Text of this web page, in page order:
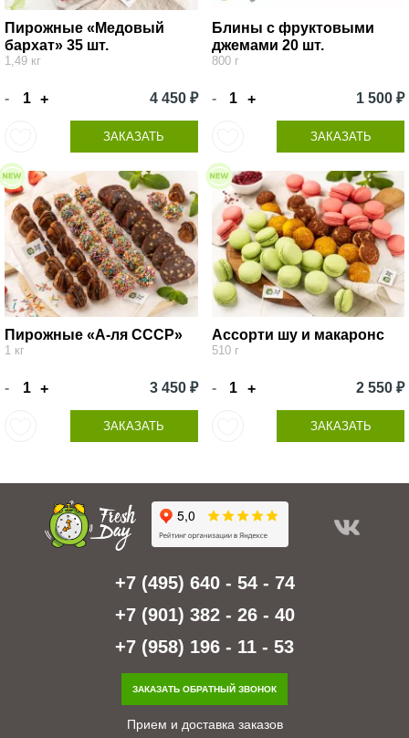
Пирожные «Медовый
бархат» 35 шт.
1,49 кг
- + 4 450 ₽
ЗАКАЗАТЬ
Блины с фруктовыми
джемами 20 шт.
800 г
- + 1 500 ₽
ЗАКАЗАТЬ
Пирожные «А-ля СССР»
1 кг
- + 3 450 ₽
ЗАКАЗАТЬ
Ассорти шу и макаронс
510 г
- + 2 550 ₽
ЗАКАЗАТЬ
+7 (495) 640 - 54 - 74
+7 (901) 382 - 26 - 40
+7 (958) 196 - 11 - 53
ЗАКАЗАТЬ ОБРАТНЫЙ ЗВОНОК
Прием и доставка заказов